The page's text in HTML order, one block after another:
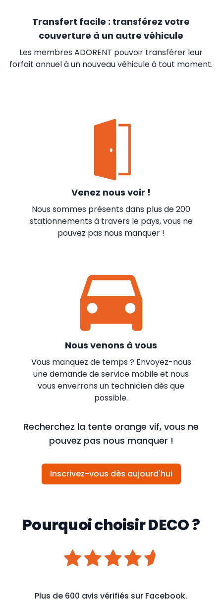
Transfert facile : transférez votre
couverture à un autre véhicule
Les membres ADORENT pouvoir transférer leur
forfait annuel à un nouveau véhicule à tout moment.
Venez nous voir !
Nous sommes présents dans plus de 200
stationnements à travers le pays, vous ne
pouvez pas nous manquer !
Nous venons à vous
Vous manquez de temps ? Envoyez-nous
une demande de service mobile et nous
vous enverrons un technicien dès que
possible.
Recherchez la tente orange vif, vous ne
pouvez pas nous manquer !
Inscrivez-vous dès aujourd'hui
Pourquoi choisir DECO ?
Plus de 600 avis vérifiés sur Facebook.